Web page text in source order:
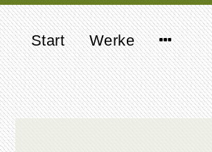
Start Werke